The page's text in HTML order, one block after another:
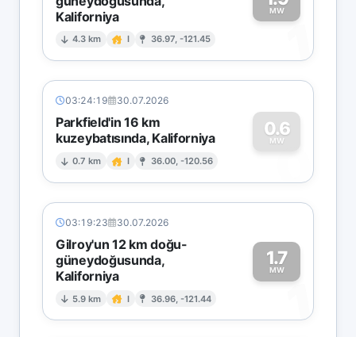
Kaliforniya
4.3 km I 36.97, -121.45
MW
1
03:24:19 30.07.2026
Parkfield'in 16 km
kuzeybatısında, Kaliforniya
0.7 km I 36.00, -120.56
0.6
MW
0
03:19:23 30.07.2026
Gilroy'un 12 km doğu-
güneydoğusunda,
Kaliforniya
5.9 km I 36.96, -121.44
1.7
MW
1